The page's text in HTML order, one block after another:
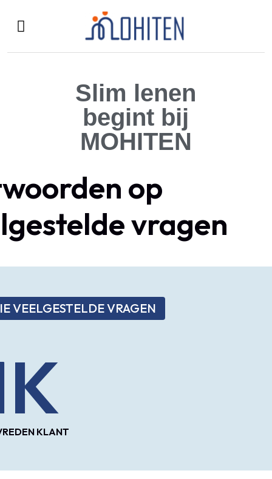
Slim lenen
begint bij
MOHITEN
op
vragen
VEELGESTELDE VRAGEN
K
KLANT